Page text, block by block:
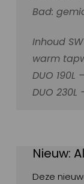
Bad:
Inhoud
warm
DUO 190L
DUO 230L
Nieuw:
Deze